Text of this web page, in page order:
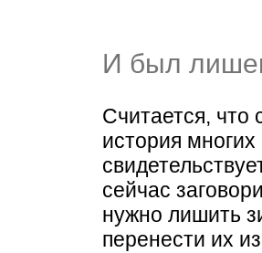
И был
Считается, что
история
сейчас
нужно лишить
перенести их